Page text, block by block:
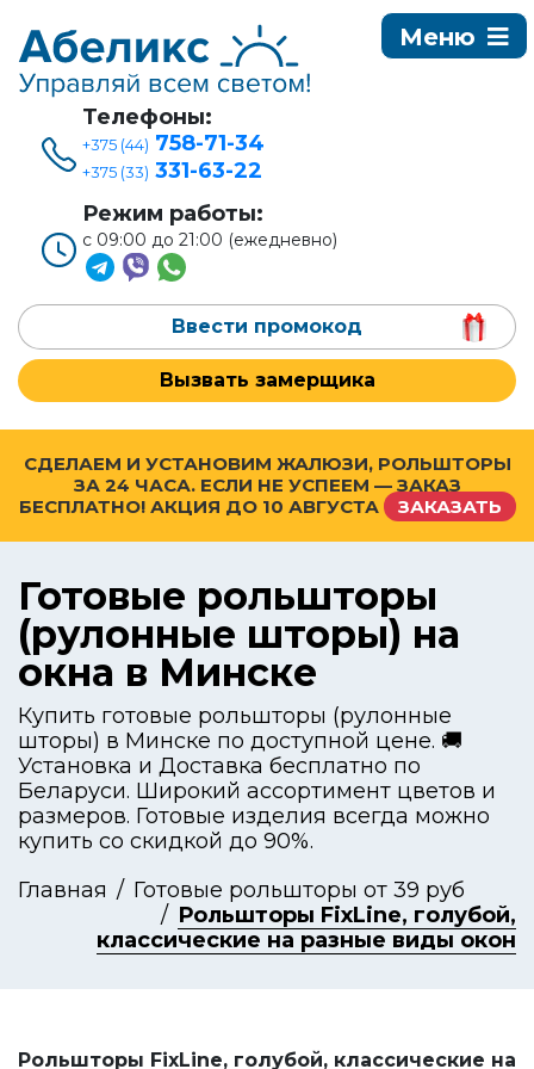
Телефоны:
+375 (44) 758-71-34
+375 (33) 331-63-22
Режим работы:
с 09:00 до 21:00 (ежедневно)
Ввести промокод
Вызвать замерщика
СДЕЛАЕМ И УСТАНОВИМ ЖАЛЮЗИ, РОЛЬШТОРЫ
ЗА 24 ЧАСА. ЕСЛИ НЕ УСПЕЕМ — ЗАКАЗ
БЕСПЛАТНО! АКЦИЯ ДО 10 АВГУСТА ЗАКАЗАТЬ
Готовые рольшторы
(рулонные шторы) на
окна в Минске
Купить готовые рольшторы (рулонные
шторы) в Минске по доступной цене. 🚚
Установка и Доставка бесплатно по
Беларуси. Широкий ассортимент цветов и
размеров. Готовые изделия всегда можно
купить со скидкой до 90%.
Главная
Готовые рольшторы от 39 руб
Рольшторы FixLine, голубой,
классические на разные виды окон
Рольшторы FixLine, голубой, классические на